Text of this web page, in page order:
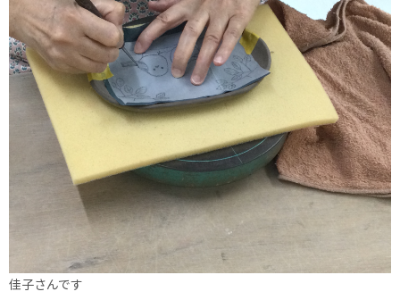
佳子さんです